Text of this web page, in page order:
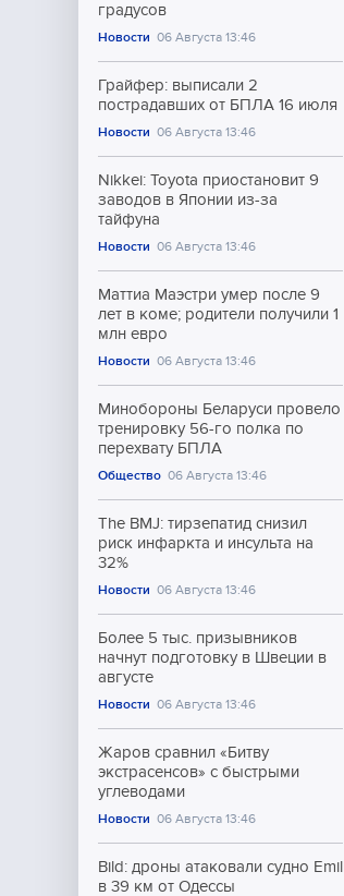
градусов
Новости 06 Августа 13:46
Грайфер: выписали 2
пострадавших от БПЛА 16 июля
Новости 06 Августа 13:46
Nikkei: Toyota приостановит 9
заводов в Японии из-за
тайфуна
Новости 06 Августа 13:46
Маттиа Маэстри умер после 9
лет в коме; родители получили 1
млн евро
Новости 06 Августа 13:46
Минобороны Беларуси провело
тренировку 56-го полка по
перехвату БПЛА
Общество 06 Августа 13:46
The BMJ: тирзепатид снизил
риск инфаркта и инсульта на
32%
Новости 06 Августа 13:46
Более 5 тыс. призывников
начнут подготовку в Швеции в
августе
Новости 06 Августа 13:46
Жаров сравнил «Битву
экстрасенсов» с быстрыми
углеводами
Новости 06 Августа 13:46
Bild: дроны атаковали судно Emil
в 39 км от Одессы